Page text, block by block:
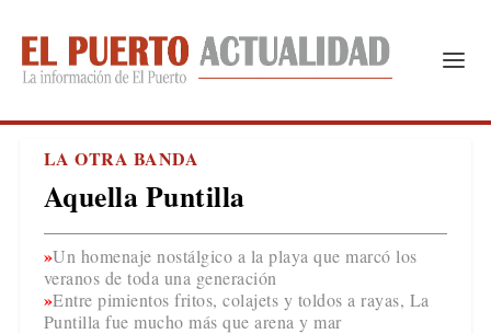
LA OTRA BANDA
Aquella Puntilla
Un homenaje nostálgico a la playa que marcó los
veranos de toda una generación
Entre pimientos fritos, colajets y toldos a rayas, La
Puntilla fue mucho más que arena y mar